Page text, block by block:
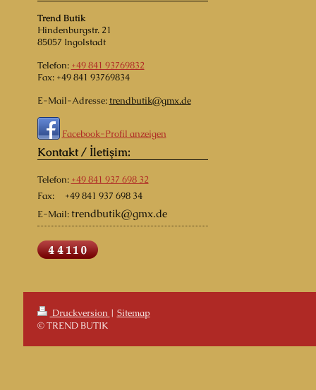
Trend Butik
Hindenburgstr. 21
85057 Ingolstadt
Telefon: +49 841 93769832
Fax: +49 841 93769834
E-Mail-Adresse:trendbutik@gmx.de
Facebook-Profil anzeigen
Kontakt / İletişim:
Telefon: +49 841 937 698 32
Fax: +49 841 937 698 34
E-Mail:trendbutik@gmx.de
Druckversion | Sitemap
© TREND BUTIK